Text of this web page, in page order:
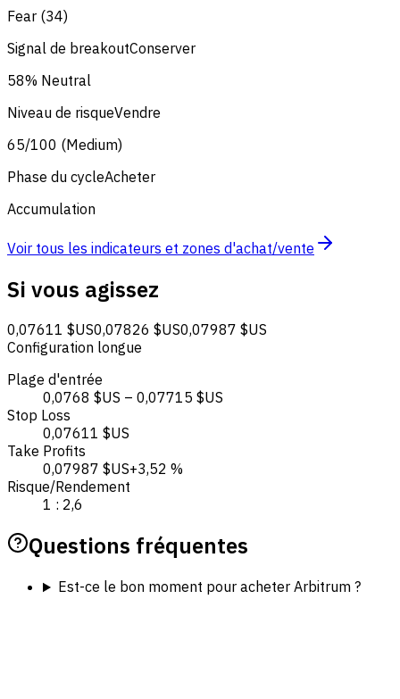
Fear (34)
Signal de breakoutConserver
58% Neutral
Niveau de risqueVendre
65/100 (Medium)
Phase du cycleAcheter
Accumulation
Voir tous les indicateurs et zones d'achat/vente
Si vous agissez
0,07611 $US0,07826 $US0,07987 $US
Configuration longue
Plage d'entrée
0,0768 $US – 0,07715 $US
Stop Loss
0,07611 $US
Take Profits
0,07987 $US+3,52 %
Risque/Rendement
1 : 2,6
Questions fréquentes
Est-ce le bon moment pour acheter Arbitrum ?